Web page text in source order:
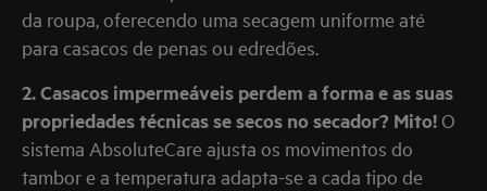
da roupa, oferecendo uma secagem uniforme até
para casacos de penas ou edredões.
2.Casacos impermeáveis perdem a forma e as suas
propriedades técnicas se secos no secador? Mito!O
sistema AbsoluteCare ajusta os movimentos do
tambor e a temperatura adapta-se a cada tipo de